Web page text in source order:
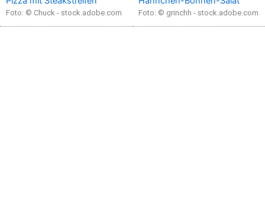
Foto: © Chuck - stock.adobe.com Foto: © grinchh - stock.adobe.com